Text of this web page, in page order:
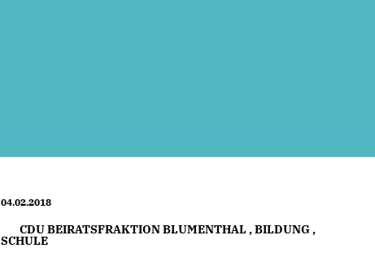
04.02.2018
CDU BEIRATSFRAKTION BLUMENTHAL,BILDUNG,
SCHULE